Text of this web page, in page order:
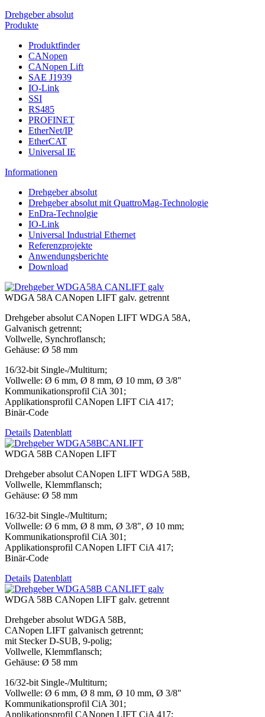
Drehgeber absolut
Produkte
Produktfinder
CANopen
CANopen Lift
SAE J1939
IO-Link
SSI
RS485
PROFINET
EtherNet/IP
EtherCAT
Universal IE
Informationen
Drehgeber absolut
Drehgeber absolut mit QuattroMag-Technologie
EnDra-Technolgie
IO-Link
Universal Industrial Ethernet
Referenzprojekte
Anwendungsberichte
Download
WDGA 58A CANopen LIFT galv. getrennt
Drehgeber absolut CANopen LIFT WDGA 58A,
Galvanisch getrennt;
Vollwelle, Synchroflansch;
Gehäuse: Ø 58 mm
16/32-bit Single-/Multiturn;
Vollwelle: Ø 6 mm, Ø 8 mm, Ø 10 mm, Ø 3/8"
Kommunikationsprofil CiA 301;
Applikationsprofil CANopen LIFT CiA 417;
Binär-Code
Details Datenblatt
WDGA 58B CANopen LIFT
Drehgeber absolut CANopen LIFT WDGA 58B,
Vollwelle, Klemmflansch;
Gehäuse: Ø 58 mm
16/32-bit Single-/Multiturn;
Vollwelle: Ø 6 mm, Ø 8 mm, Ø 3/8", Ø 10 mm;
Kommunikationsprofil CiA 301;
Applikationsprofil CANopen LIFT CiA 417;
Binär-Code
Details Datenblatt
WDGA 58B CANopen LIFT galv. getrennt
Drehgeber absolut WDGA 58B,
CANopen LIFT galvanisch getrennt;
mit Stecker D-SUB, 9-polig;
Vollwelle, Klemmflansch;
Gehäuse: Ø 58 mm
16/32-bit Single-/Multiturn;
Vollwelle: Ø 6 mm, Ø 8 mm, Ø 10 mm, Ø 3/8"
Kommunikationsprofil CiA 301;
Applikationsprofil CANopen LIFT CiA 417;